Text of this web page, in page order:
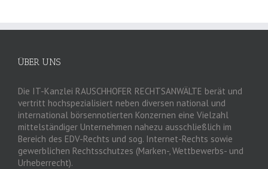
ÜBER UNS
Die IT-Kanzlei RAUSCHHOFER RECHTSANWÄLTE berät und
vertritt hochspezialisiert neben diversen national und
international börsennotierten Konzernen eine Vielzahl
mittelständiger Unternehmen nahezu ausschließlich im
Bereich des EDV-Rechts und sog. Internet-Rechts sowie
gewerblichen Rechtsschutzes (Marken-, Wettbewerbs- und
Urheberrecht).